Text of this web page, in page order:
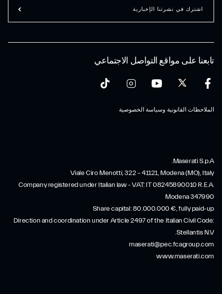
تابعنا على مواقع التواصل الاجتماعي
الملاحظات القانونية وسياسة الخصوصية
اشترك في نشرتنا الإخبارية
Maserati S.p.A.
Viale Ciro Menotti, 322 – 41121, Modena (MO), Italy
Company registered under Italian law - VAT: IT 08245890010 R.E.A.
Modena 347990
Share capital: 80.000.000 €, fully paid-up
Direction and coordination under Article 2497 of the Italian Civil Code:
Stellantis N.V.
maserati@pec.fcagroup.com
www.maserati.com